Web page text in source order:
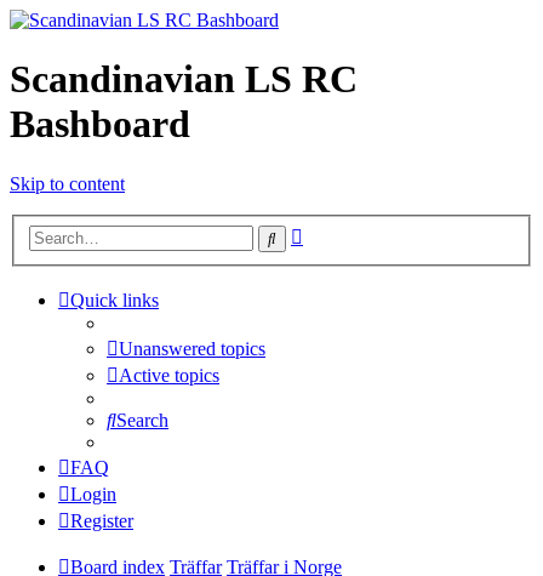
Scandinavian LS RC
Bashboard
Skip to content
Search
Quick links
Unanswered topics
Active topics
Search
FAQ
Login
Register
Board index Träffar Träffar i Norge